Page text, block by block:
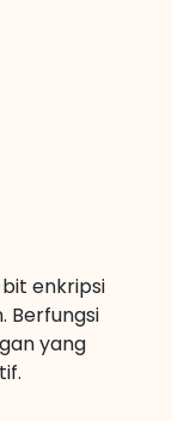
enkripsi
Berfungsi
yang